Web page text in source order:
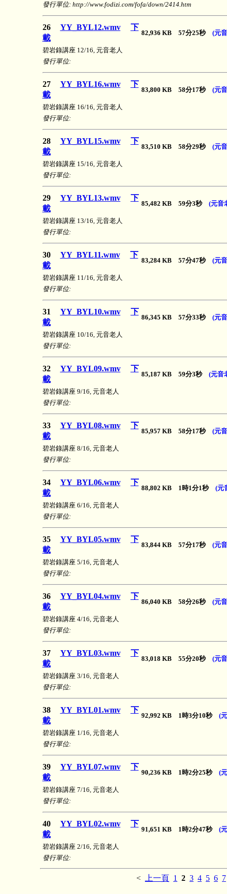
發行單位: http://www.fodizi.com/fofa/down/2414.htm
26 YY_BYL12.wmv
下
載
82,936 KB 57分25秒 (元
碧岩錄講座 12/16, 元音老人
發行單位:
27 YY_BYL16.wmv
下
載
83,800 KB 58分17秒 (元
碧岩錄講座 16/16, 元音老人
發行單位:
28 YY_BYL15.wmv
下
載
83,510 KB 58分29秒 (元
碧岩錄講座 15/16, 元音老人
發行單位:
29 YY_BYL13.wmv
下
載
85,482 KB 59分3秒 (元音
碧岩錄講座 13/16, 元音老人
發行單位:
30 YY_BYL11.wmv
下
載
83,284 KB 57分47秒 (元
碧岩錄講座 11/16, 元音老人
發行單位:
31 YY_BYL10.wmv
下
載
86,345 KB 57分33秒 (元
碧岩錄講座 10/16, 元音老人
發行單位:
32 YY_BYL09.wmv
下
載
85,187 KB 59分3秒 (元音
碧岩錄講座 9/16, 元音老人
發行單位:
33 YY_BYL08.wmv
下
載
85,957 KB 58分17秒 (元
碧岩錄講座 8/16, 元音老人
發行單位:
34 YY_BYL06.wmv
下
載
88,802 KB 1時1分1秒 (元
碧岩錄講座 6/16, 元音老人
發行單位:
35 YY_BYL05.wmv
下
載
83,844 KB 57分17秒 (元
碧岩錄講座 5/16, 元音老人
發行單位:
36 YY_BYL04.wmv
下
載
86,040 KB 58分26秒 (元
碧岩錄講座 4/16, 元音老人
發行單位:
37 YY_BYL03.wmv
下
載
83,018 KB 55分20秒 (元
碧岩錄講座 3/16, 元音老人
發行單位:
38 YY_BYL01.wmv
下
載
92,992 KB 1時3分10秒 (
碧岩錄講座 1/16, 元音老人
發行單位:
39 YY_BYL07.wmv
下
載
90,236 KB 1時2分25秒 (
碧岩錄講座 7/16, 元音老人
發行單位:
40 YY_BYL02.wmv
下
載
91,651 KB 1時2分47秒 (
碧岩錄講座 2/16, 元音老人
發行單位:
< 上一頁 1 2 3 4 5 6 7